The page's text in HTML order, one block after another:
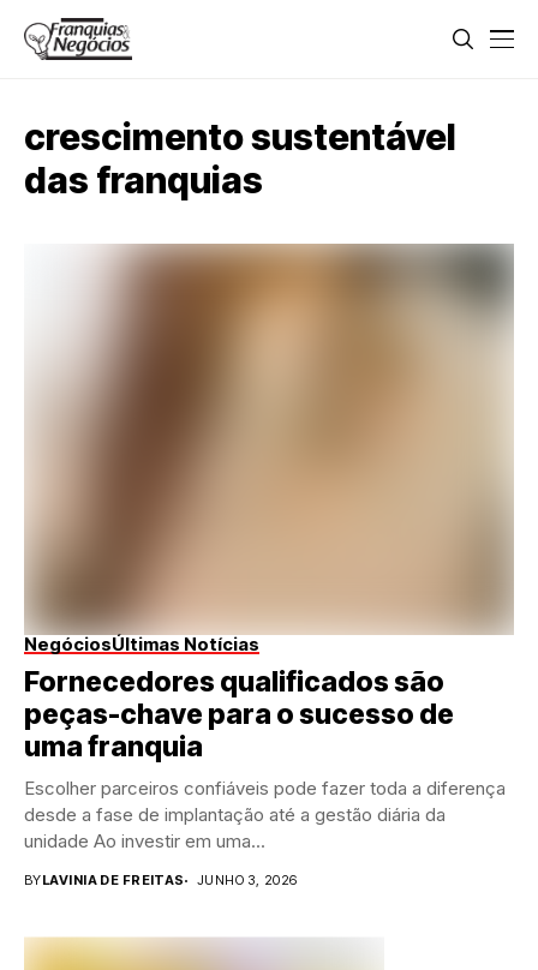
crescimento sustentável
das franquias
NegóciosÚltimas Notícias
Fornecedores qualificados são
peças-chave para o sucesso de
uma franquia
Escolher parceiros confiáveis pode fazer toda a diferença
desde a fase de implantação até a gestão diária da
unidade Ao investir em uma...
BYLAVINIA DE FREITAS JUNHO 3, 2026